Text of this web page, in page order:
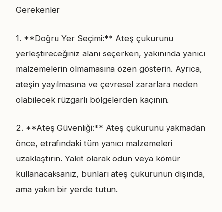
Gerekenler
1. **Doğru Yer Seçimi:** Ateş çukurunu
yerleştireceğiniz alanı seçerken, yakınında yanıcı
malzemelerin olmamasına özen gösterin. Ayrıca,
ateşin yayılmasına ve çevresel zararlara neden
olabilecek rüzgarlı bölgelerden kaçının.
2. **Ateş Güvenliği:** Ateş çukurunu yakmadan
önce, etrafındaki tüm yanıcı malzemeleri
uzaklaştırın. Yakıt olarak odun veya kömür
kullanacaksanız, bunları ateş çukurunun dışında,
ama yakın bir yerde tutun.